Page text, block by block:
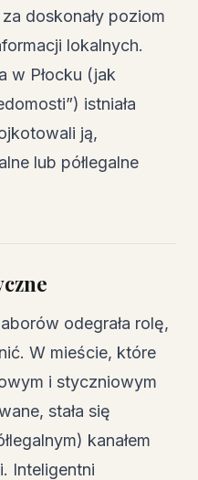
doskonały poziom
lokalnych.
w Płocku (jak
istniała
ją,
lub półlegalne
odegrała rolę,
W mieście, które
i styczniowym
stała się
kanałem
Inteligentni